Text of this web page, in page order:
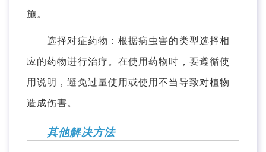
施。
选择对症药物：根据病虫害的类型选择相
应的药物进行治疗。在使用药物时，要遵循使
用说明，避免过量使用或使用不当导致对植物
造成伤害。
其他解决方法